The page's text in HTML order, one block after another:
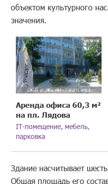
объектом культурного
значения.
Аренда офиса 60,3 м²
на пл. Лядова
IT-помещение, мебель,
парковка
Здание насчитывает
Общая площадь его